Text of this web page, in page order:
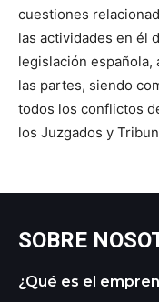
cuestiones
las actividades en él
legislación española,
las partes, siendo
todos los conflictos
los Juzgados y
SOBRE
¿Qué es el